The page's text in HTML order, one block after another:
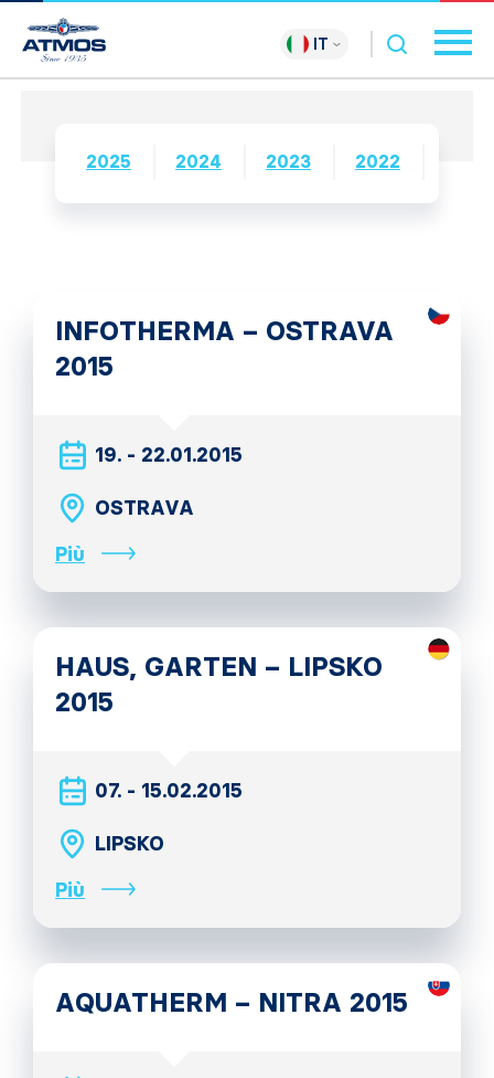
IT
2025 2024 2023 2022
INFOTHERMA – OSTRAVA
2015
19. - 22.01.2015
OSTRAVA
Più
HAUS, GARTEN – LIPSKO
2015
07. - 15.02.2015
LIPSKO
Più
AQUATHERM – NITRA 2015